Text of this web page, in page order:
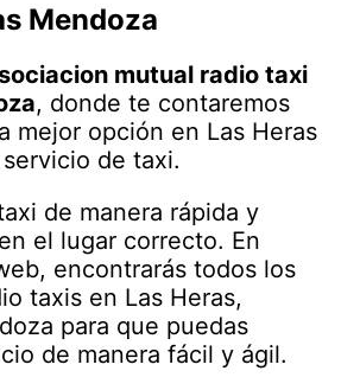
Mendoza
mutual radio taxi
, donde te contaremos
mejor opción en Las Heras
de taxi.
de manera rápida y
el lugar correcto. En
encontrarás todos los
taxis en Las Heras,
para que puedas
de manera fácil y ágil.